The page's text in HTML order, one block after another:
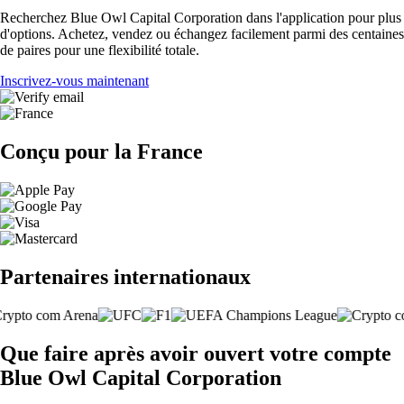
Recherchez Blue Owl Capital Corporation dans l'application pour plus
d'options. Achetez, vendez ou échangez facilement parmi des centaines
de paires pour une flexibilité totale.
Inscrivez-vous maintenant
Conçu pour la France
Partenaires internationaux
Que faire après avoir ouvert votre compte
Blue Owl Capital Corporation